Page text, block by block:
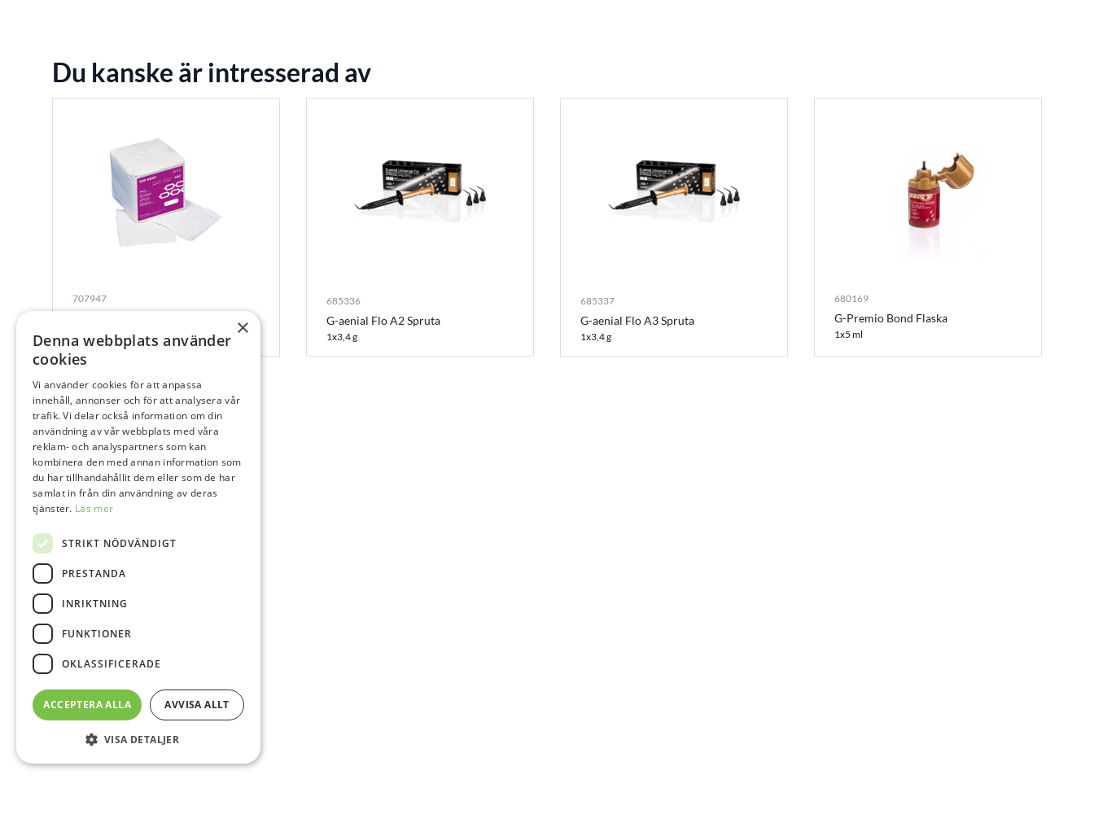
Du kanske är intresserad av
707947 685336
G-aenial Flo A2 Spruta
1x3,4 g
685337
G-aenial Flo A3 Spruta
1x3,4 g
680169
G-Premio Bond Flaska
1x5 ml
×
Denna webbplats använder
cookies
Vi använder cookies för att anpassa
innehåll, annonser och för att analysera vår
trafik. Vi delar också information om din
användning av vår webbplats med våra
reklam- och analyspartners som kan
kombinera den med annan information som
du har tillhandahållit dem eller som de har
samlat in från din användning av deras
tjänster. Läs mer
STRIKT NÖDVÄNDIGT
PRESTANDA
INRIKTNING
FUNKTIONER
OKLASSIFICERADE
ACCEPTERA ALLA AVVISA ALLT
VISA DETALJER